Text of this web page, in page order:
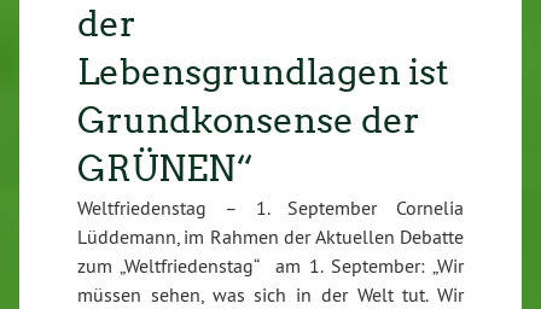
der
Lebensgrundlagen ist
Grundkonsense der
GRÜNEN“
Weltfriedenstag – 1. September Cornelia
Lüddemann, im Rahmen der Aktuellen Debatte
zum „Weltfriedenstag“ am 1. September: „Wir
müssen sehen, was sich in der Welt tut. Wir